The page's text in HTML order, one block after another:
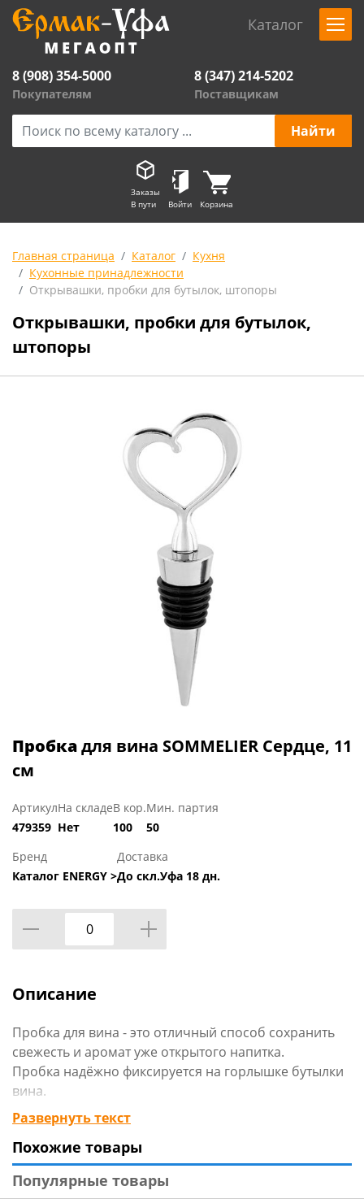
Каталог
8 (908) 354-5000
Покупателям
8 (347) 214-5202
Поставщикам
Заказы
В пути
Войти Корзина
Главная страница Каталог
Кухня
Кухонные принадлежности
Открывашки, пробки для бутылок, штопоры
Открывашки, пробки для бутылок,
штопоры
Пробкадля вина SOMMELIER Сердце, 11
см
Артикул
479359
На складе
Нет
В кор.
100
Мин. партия
50
Бренд
Каталог ENERGY >
Доставка
До скл.Уфа 18 дн.
Описание
Пробка для вина - это отличный способ сохранить
свежесть и аромат уже открытого напитка.
Пробка надёжно фиксируется на горлышке бутылки
вина.
Пробка герметично закупоривает бутылку всего
одним движением руки.
Лёгкая и удобная в использовании пробка станет
незаменимым аксессуаром на вашей кухне.
Предназначена для многоразового использования.
Развернуть текст
Похожие товары
Популярные товары